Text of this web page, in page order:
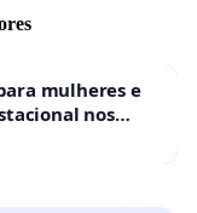
mulheres e
nos